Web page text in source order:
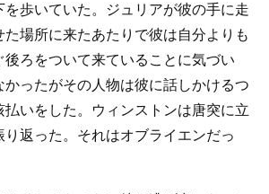
歩いていた。ジュリアが彼の手に走
た場所に来たあたりで彼は自分よりも
ろをついて来ていることに気づい
かったがその人物は彼に話しかけるつ
払いをした。ウィンストンは唐突に立
返った。それはオブライエンだっ